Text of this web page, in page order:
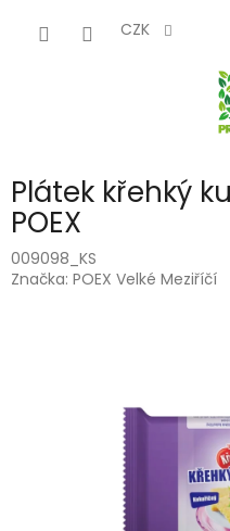
CZK
Plátek křehký
POEX
009098_KS
Značka: POEX Velké Meziříčí